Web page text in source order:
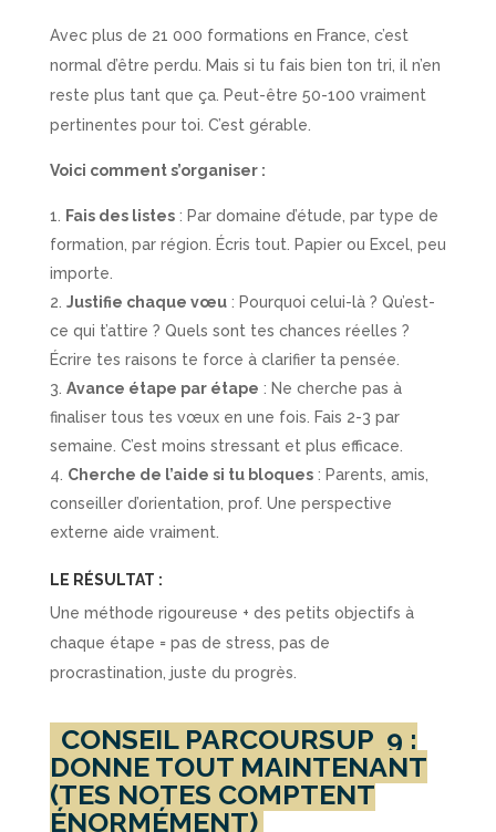
Avec plus de 21 000 formations en France, c’est
normal d’être perdu. Mais si tu fais bien ton tri, il n’en
reste plus tant que ça. Peut-être 50-100 vraiment
pertinentes pour toi. C’est gérable.
Voici comment s’organiser :
Fais des listes: Par domaine d’étude, par type de
formation, par région. Écris tout. Papier ou Excel, peu
importe.
Justifie chaque vœu: Pourquoi celui-là ? Qu’est-
ce qui t’attire ? Quels sont tes chances réelles ?
Écrire tes raisons te force à clarifier ta pensée.
Avance étape par étape : Ne cherche pas à
finaliser tous tes vœux en une fois. Fais 2-3 par
semaine. C’est moins stressant et plus efficace.
Cherche de l’aide si tu bloques: Parents, amis,
conseiller d’orientation, prof. Une perspective
externe aide vraiment.
LE RÉSULTAT :
Une méthode rigoureuse + des petits objectifs à
chaque étape = pas de stress, pas de
procrastination, juste du progrès.
CONSEIL PARCOURSUP 9 :
DONNE TOUT MAINTENANT
(TES NOTES COMPTENT
ÉNORMÉMENT)